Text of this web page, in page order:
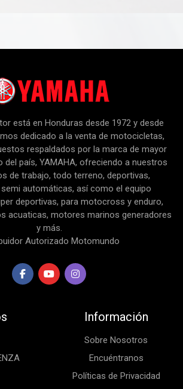
está en Honduras desde 1972 y desde
dedicado a la venta de motocicletas,
respaldados por la marca de mayor
del país, YAMAHA, ofreciendo a nuestros
de trabajo, todo terreno, deportivas,
automáticas, así como el equipo
deportivas, para motocross y enduro,
acuaticas, motores marinos generadores
y más.
Autorizado Motomundo
Información
Sobre Nosotros
Encuéntranos
Políticas de Privacidad